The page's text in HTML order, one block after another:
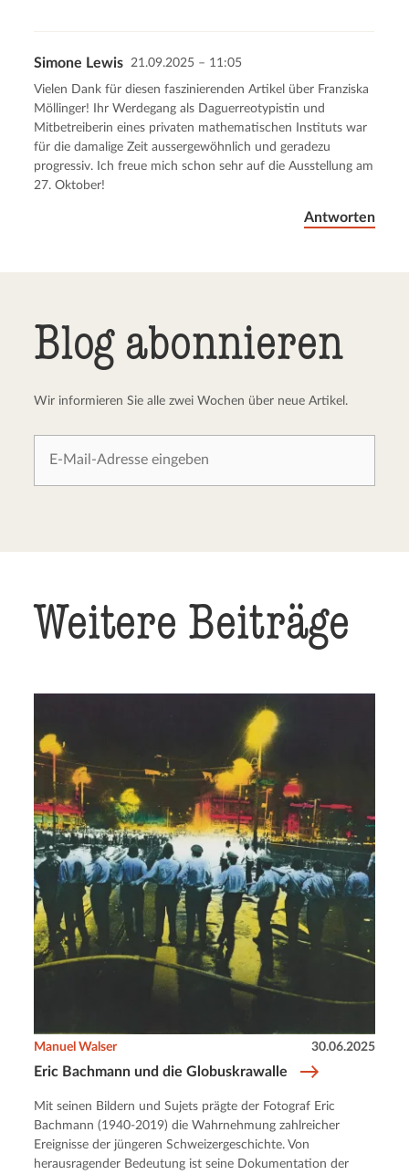
Simone Lewis 21.09.2025 – 11:05
Vielen Dank für diesen faszinierenden Artikel über Franziska
Möllinger! Ihr Werdegang als Daguerreotypistin und
Mitbetreiberin eines privaten mathematischen Instituts war
für die damalige Zeit aussergewöhnlich und geradezu
progressiv. Ich freue mich schon sehr auf die Ausstellung am
27. Oktober!
Antworten
Blog abonnieren
Wir informieren Sie alle zwei Wochen über neue Artikel.
Weitere Beiträge
Eric Bachmann und die Globuskrawalle
Manuel Walser 30.06.2025
Mit seinen Bildern und Sujets prägte der Fotograf Eric
Bachmann (1940-2019) die Wahrnehmung zahlreicher
Ereignisse der jüngeren Schweizergeschichte. Von
herausragender Bedeutung ist seine Dokumentation der